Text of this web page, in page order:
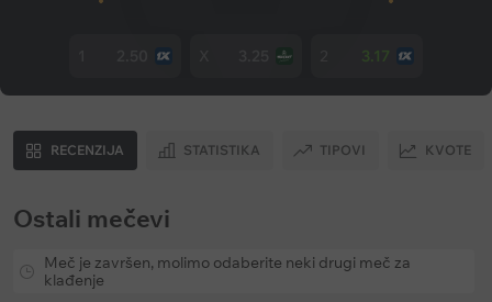
3.17
RECENZIJA STATISTIKA TIPOVI KVOTE
Ostali mečevi
Meč je završen, molimo odaberite neki drugi meč za
klađenje